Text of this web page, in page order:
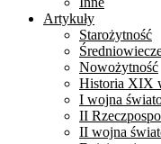
Artykuły
Starożytność
Nowożytność
Historia XIX
I wojna
II
II wojna